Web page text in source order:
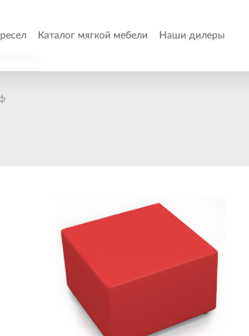
Каталог мягкой мебели Наши дилеры